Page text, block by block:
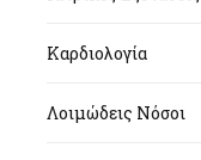
Καρδιολογία
Λοιμώδεις Νόσοι